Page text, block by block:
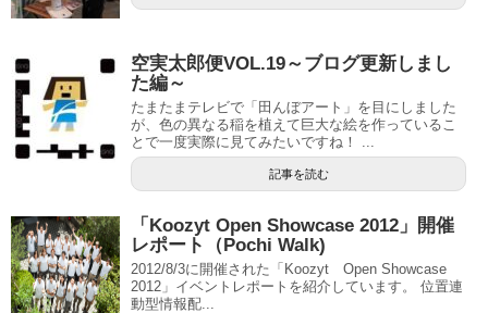
空実太郎便VOL.19～ブログ更新しまし
た編～
たまたまテレビで「田んぼアート」を目にしました
が、色の異なる稲を植えて巨大な絵を作っているこ
とで一度実際に見てみたいですね！ ...
記事を読む
「Koozyt Open Showcase 2012」開催
レポート（Pochi Walk)
2012/8/3に開催された「Koozyt Open Showcase
2012」イベントレポートを紹介しています。 位置連
動型情報配...